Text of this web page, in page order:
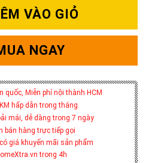
VÀO GIỎ
NGAY
quốc, Miễn phí nội thành HCM
hấp dẫn trong tháng.
mái, dễ dàng trong 7 ngày
bán hàng trực tiếp gọi
giá khuyến mãi sản phẩm
trong 4h